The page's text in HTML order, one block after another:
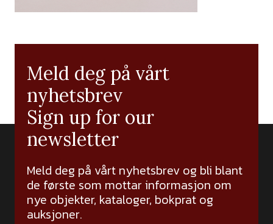
Meld deg på vårt
nyhetsbrev
Sign up for our
newsletter
Meld deg på vårt nyhetsbrev og bli blant
de første som mottar informasjon om
nye objekter, kataloger, bokprat og
auksjoner.